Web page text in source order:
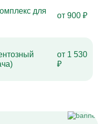
для
от 900 ₽
от 1 530
₽